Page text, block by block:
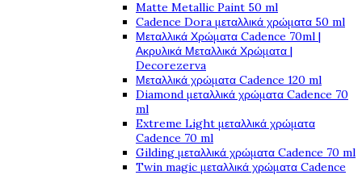
Matte Metallic Paint 50 ml
Cadence Dora μεταλλικά χρώματα 50 ml
Μεταλλικά Χρώματα Cadence 70ml |
Ακρυλικά Μεταλλικά Χρώματα |
Decorezerva
Μεταλλικά χρώματα Cadence 120 ml
Diamond μεταλλικά χρώματα Cadence 70
ml
Extreme Light μεταλλικά χρώματα
Cadence 70 ml
Gilding μεταλλικά χρώματα Cadence 70 ml
Twin magic μεταλλικά χρώματα Cadence